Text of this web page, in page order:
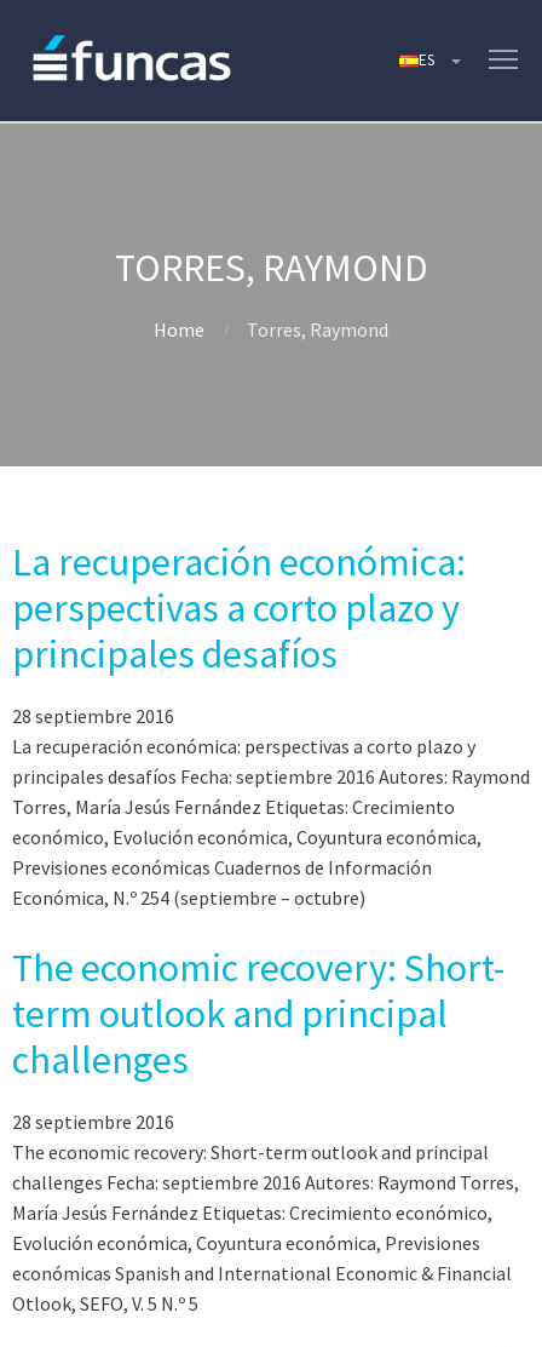
TORRES, RAYMOND
Home Torres, Raymond
La recuperación económica:
perspectivas a corto plazo y
principales desafíos
28 septiembre 2016
La recuperación económica: perspectivas a corto plazo y
principales desafíos Fecha: septiembre 2016 Autores: Raymond
Torres, María Jesús Fernández Etiquetas: Crecimiento
económico, Evolución económica, Coyuntura económica,
Previsiones económicas Cuadernos de Información
Económica, N.º 254 (septiembre – octubre)
The economic recovery: Short-
term outlook and principal
challenges
28 septiembre 2016
The economic recovery: Short-term outlook and principal
challenges Fecha: septiembre 2016 Autores: Raymond Torres,
María Jesús Fernández Etiquetas: Crecimiento económico,
Evolución económica, Coyuntura económica, Previsiones
económicas Spanish and International Economic & Financial
Otlook, SEFO, V. 5 N.º 5